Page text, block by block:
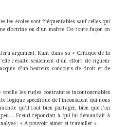
les écoles sont fréquentables sauf celles qui
doctrine ou d’un maître. De toute façon on
argument. Kant dans sa « Critique de la
résulte seulement d’un effort de rigueur
d’un heureux concours de droit et de
les rudes contraintes incontournables
logique spécifique de l’inconscient qui nous
qu’il faut bien partager, bien que l’on
Freud répondait à qui lui demandait à
: « A pouvoir aimer et travailler »